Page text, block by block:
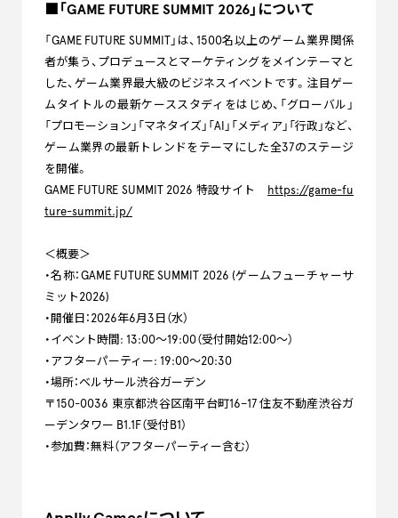
■「GAME FUTURE SUMMIT 2026」について
「GAME FUTURE SUMMIT」は、1500名以上のゲーム業界関係
者が集う、プロデュースとマーケティングをメインテーマと
した、ゲーム業界最大級のビジネスイベントです。注目ゲー
ムタイトルの最新ケーススタディをはじめ、「グローバル」
「プロモーション」「マネタイズ」「AI」「メディア」「行政」など、
ゲーム業界の最新トレンドをテーマにした全37のステージ
を開催。
GAME FUTURE SUMMIT 2026 特設サイト
https://game-fu
ture-summit.jp/
＜概要＞
・名称：GAME FUTURE SUMMIT 2026 (ゲームフューチャーサ
ミット2026)
・開催日：2026年6月3日（水）
・イベント時間: 13:00～19:00（受付開始12:00～）
・アフターパーティー: 19:00〜20:30
・場所：ベルサール渋谷ガーデン
〒150-0036 東京都渋谷区南平台町16−17 住友不動産渋谷ガ
ーデンタワー B1.1F（受付B1）
・参加費：無料（アフターパーティー含む）